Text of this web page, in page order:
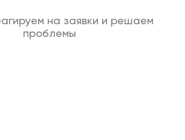
на заявки и решаем
проблемы